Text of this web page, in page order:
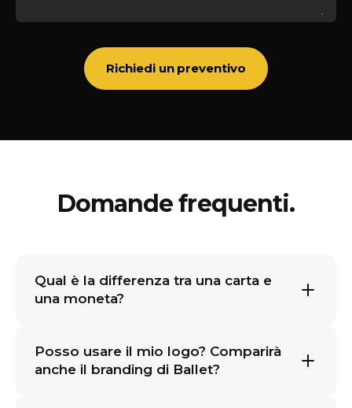
Richiedi un preventivo
Domande frequenti.
Qual è la differenza tra una carta e
una moneta?
Posso usare il mio logo? Comparirà
anche il branding di Ballet?